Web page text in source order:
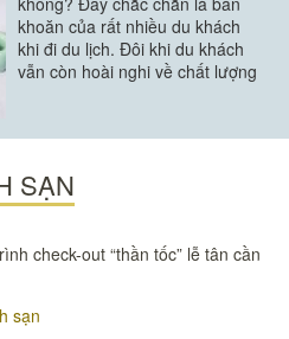
khoăn của rất nhiều du khách
khi đi du lịch. Đôi khi du khách
vẫn còn hoài nghi về chất lượng
#bao bì Amenities
#dao cạo râu
#dao cạo râu khách sạn
#đồ amenities khách sạn
SẠN
check-out “thần tốc” lễ tân cần
sạn